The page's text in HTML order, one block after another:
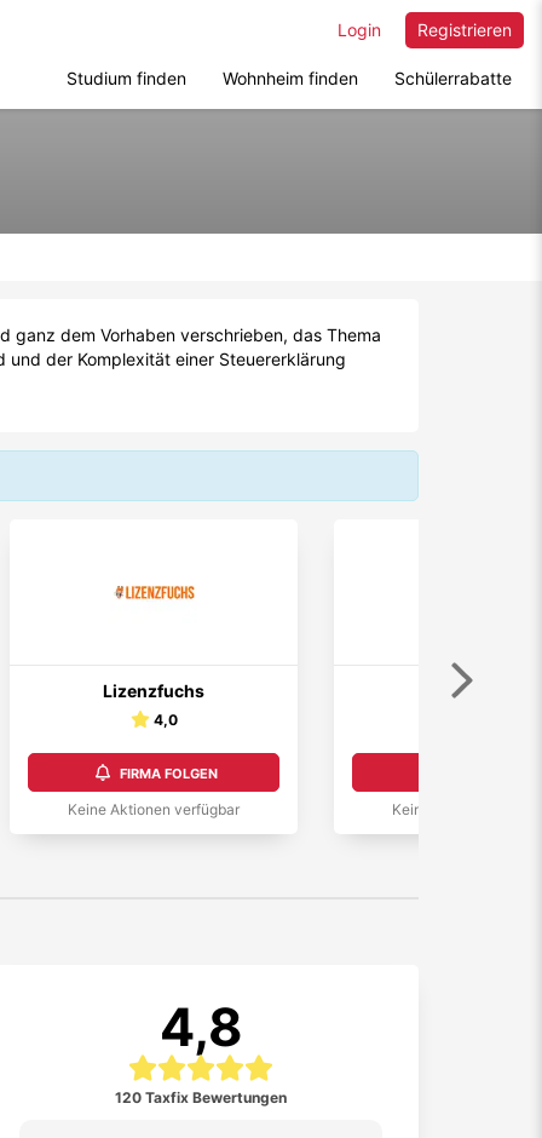
Registrieren
Login
Studium finden Wohnheim finden Schülerrabatte
ganz dem Vorhaben verschrieben, das Thema
der Komplexität einer Steuererklärung
Lizenzfuchs
4,0
FIRMA FOLGEN
Keine Aktionen verfügbar
FREENOW
Keine Aktionen
4,8
120 Taxfix Bewertungen